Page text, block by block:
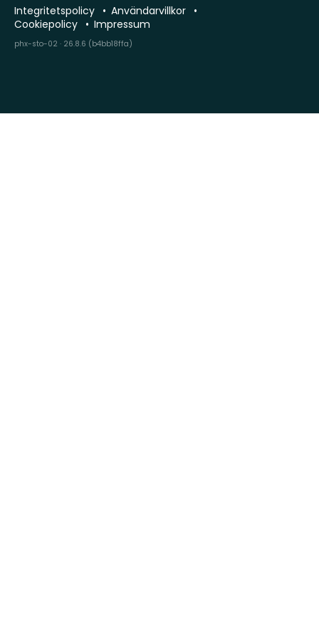
Integritetspolicy
Användarvillkor
Cookiepolicy
Impressum
phx-sto-02 · 26.8.6 (b4bb18ffa)